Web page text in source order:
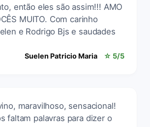
então eles são assim!!! AMO
MUITO. Com carinho
e Rodrigo Bjs e saudades
Suelen Patricio Maria ☆ 5/5
maravilhoso, sensacional!
faltam palavras para dizer o